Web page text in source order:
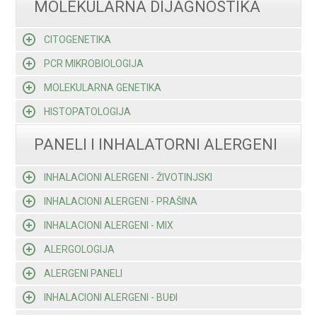
MOLEKULARNA DIJAGNOSTIKA
CITOGENETIKA
PCR MIKROBIOLOGIJA
MOLEKULARNA GENETIKA
HISTOPATOLOGIJA
PANELI I INHALATORNI ALERGENI
INHALACIONI ALERGENI - ŽIVOTINJSKI
INHALACIONI ALERGENI - PRAŠINA
INHALACIONI ALERGENI - MIX
ALERGOLOGIJA
ALERGENI PANELI
INHALACIONI ALERGENI - BUĐI